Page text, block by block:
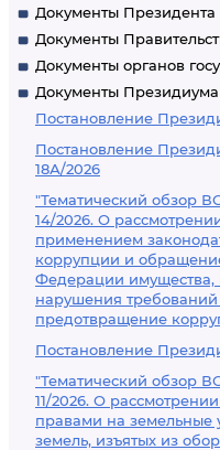
Документы
Документы
Документы органов
Документы
Постановление
Постановление
18А/2026
"Тематический обзор
14/2026. О
применением
коррупции и
Федерации имущества,
нарушения
предотвращение
Постановление
"Тематический обзор
11/2026. О
правами на земельные
земель, изъятых из